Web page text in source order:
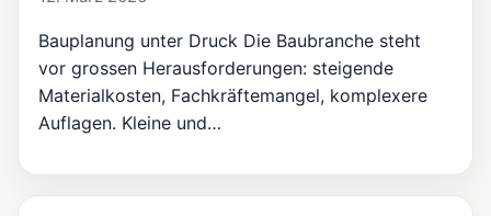
Bauplanung unter Druck Die Baubranche steht
vor grossen Herausforderungen: steigende
Materialkosten, Fachkräftemangel, komplexere
Auflagen. Kleine und…